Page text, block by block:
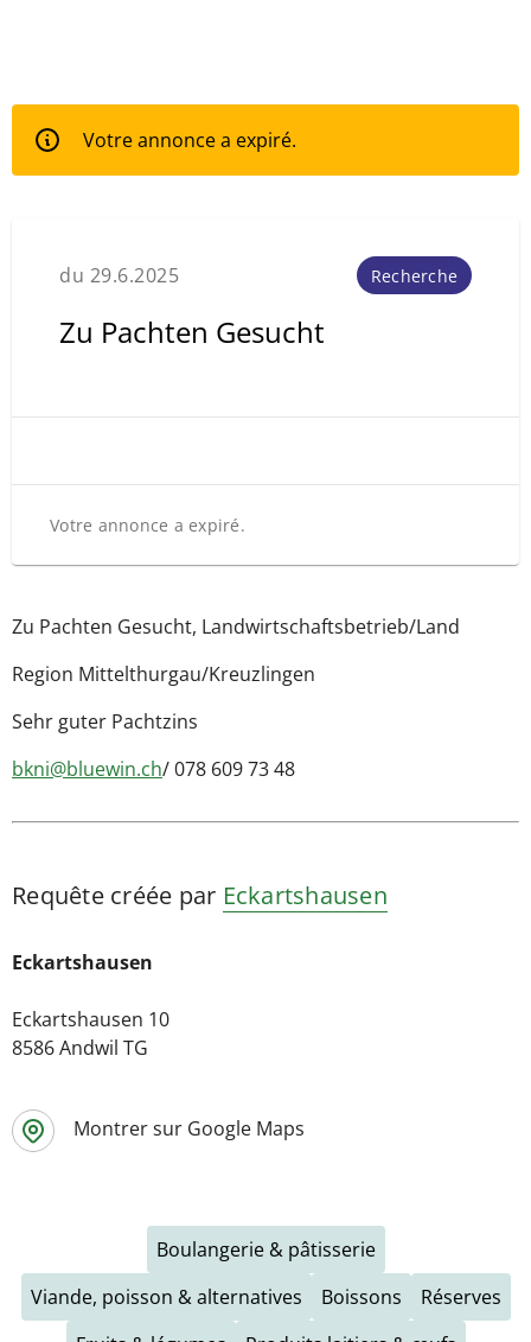
Votre annonce a expiré.
du 29.6.2025 Recherche
Zu Pachten Gesucht
Votre annonce a expiré.
Zu Pachten Gesucht, Landwirtschaftsbetrieb/Land
Region Mittelthurgau/Kreuzlingen
Sehr guter Pachtzins
bkni@bluewin.ch/ 078 609 73 48
Requête créée par Eckartshausen
Eckartshausen
Eckartshausen 10
8586 Andwil TG
Montrer sur Google Maps
Boulangerie & pâtisserie
Viande, poisson & alternatives
Boissons
Réserves